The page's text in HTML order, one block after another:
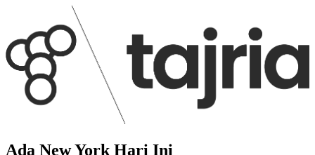
Ada New York Hari Ini